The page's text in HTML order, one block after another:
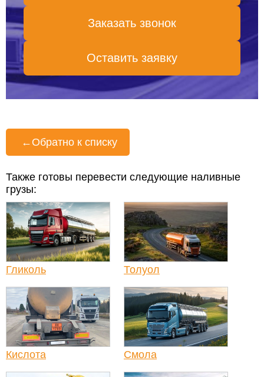
Заказать звонок
Оставить заявку
← Обратно к списку
Также готовы перевести следующие наливные
грузы:
Гликоль Толуол
Кислота Смола